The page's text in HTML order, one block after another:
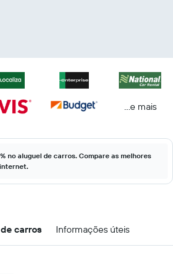
...e mais
no aluguel de carros. Compare as melhores
carros Informações úteis